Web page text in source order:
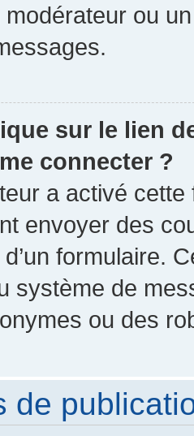
ou
sur le lien
connecter ?
a activé
envoyer des
d’un formulaire.
système de
ou des
de